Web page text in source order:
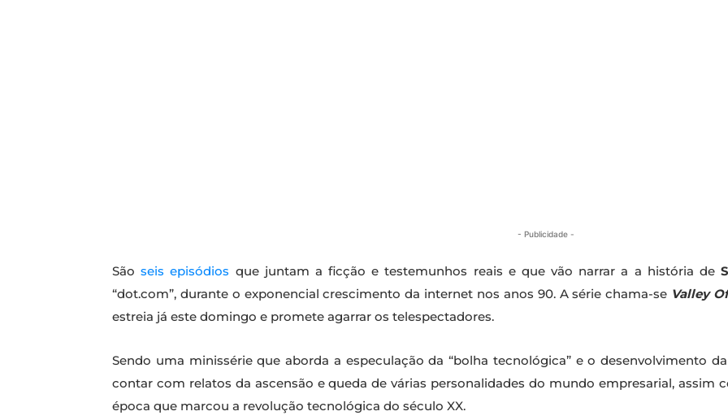
- Publicidade -
Sãoseis episódios que juntam a ficção e testemunhos reais e que vão narrar a a história de
“dot.com”, durante o exponencial crescimento da internet nos anos 90. A série chama-se Valley
estreia já este domingo e promete agarrar os telespectadores.
Sendo uma minissérie que aborda a especulação da “bolha tecnológica” e o desenvolvimento da
contar com relatos da ascensão e queda de várias personalidades do mundo empresarial, assim
época que marcou a revolução tecnológica do século XX.